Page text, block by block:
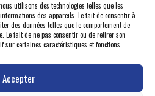
utilisons des technologies telles que les
des appareils. Le fait de consentir à
des données telles que le comportement de
Le fait de ne pas consentir ou de retirer son
sur certaines caractéristiques et fonctions.
Accepter
Contact
Newsletter
Espace presse
Nous contacter